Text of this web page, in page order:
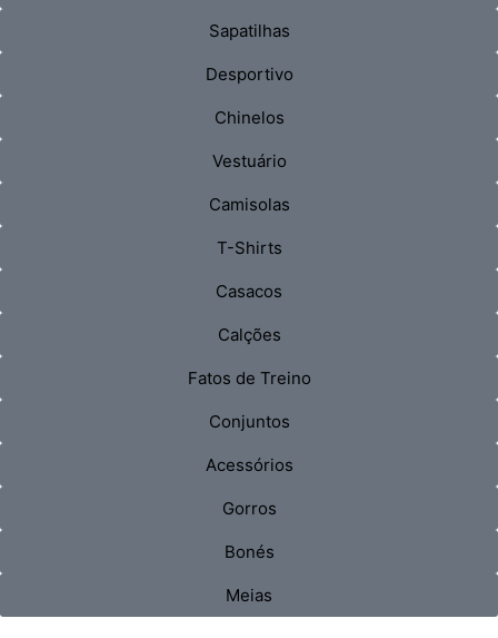
Sapatilhas
Desportivo
Chinelos
Vestuário
Camisolas
T-Shirts
Casacos
Calções
Fatos de Treino
Conjuntos
Acessórios
Gorros
Bonés
Meias